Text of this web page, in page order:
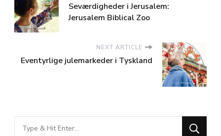
Seværdigheder i Jerusalem:
Jerusalem Biblical Zoo
NEXT ARTICLE
Eventyrlige julemarkeder i Tyskland
Looking